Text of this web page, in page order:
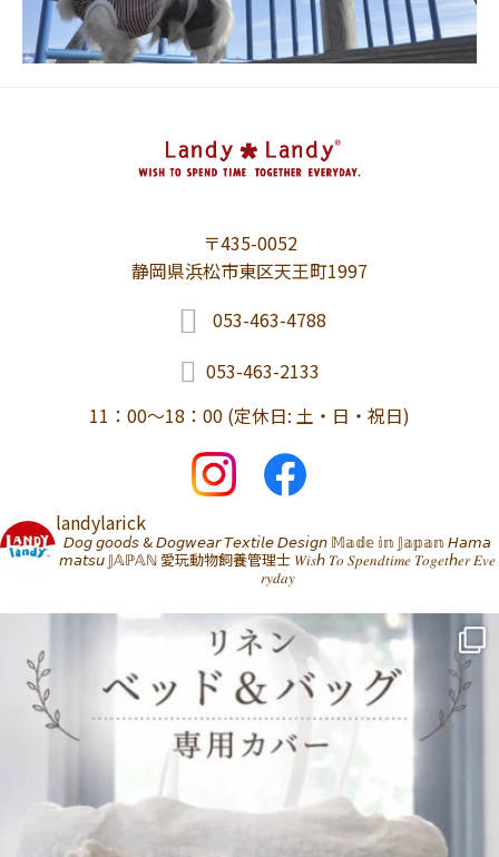
〒435-0052
静岡県浜松市東区天王町1997
053-463-4788
053-463-2133
11：00～18：00 (定休日: 土・日・祝日)
landylarick
𝘋𝘰𝘨 𝘨𝘰𝘰𝘥𝘴 & 𝘋𝘰𝘨𝘸𝘦𝘢𝘳 𝘛𝘦𝘹𝘵𝘪𝘭𝘦 𝘋𝘦𝘴𝘪𝘨𝘯 𝕄𝕒𝕕𝕖 𝕚𝕟 𝕁𝕒𝕡𝕒𝕟 𝘏𝘢𝘮𝘢
𝘮𝘢𝘵𝘴𝘶 𝕁𝔸ℙ𝔸ℕ 愛玩動物飼養管理士 𝑊𝑖𝑠ℎ 𝑇𝑜 𝑆𝑝𝑒𝑛𝑑𝑡𝑖𝑚𝑒 𝑇𝑜𝑔𝑒𝑡ℎ𝑒𝑟 𝐸𝑣𝑒
𝑟𝑦𝑑𝑎𝑦